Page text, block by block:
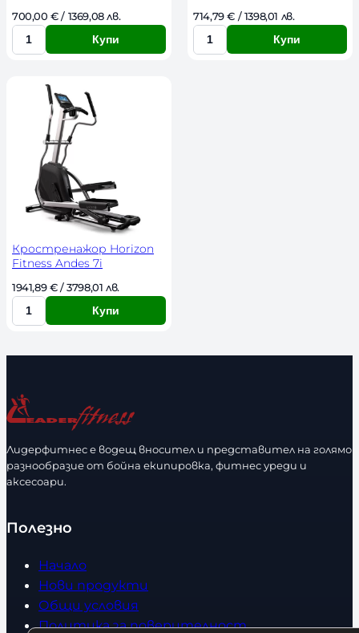
700,00 € / 1369,08 лв.
К
Купи
714,79 € / 1398,01 лв.
К
Купи
Кростренажор Horizon
Fitness Andes 7i
1941,89 € / 3798,01 лв.
К
л
ч
е
т
в
Купи
Лидерфитнес е водещ вносител и представител на голямо
разнообразие от бойна екипировка, фитнес уреди и
аксесоари.
Полезно
Начало
Нови продукти
Общи условия
Политика за поверителност